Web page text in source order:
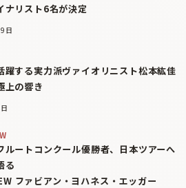
ナリスト6名が決定
日
躍する実力派ヴァイオリニスト松本紘佳
上の響き
ルートコンクール優勝者、日本ツアーへ
る
ファビアン・ヨハネス・エッガー